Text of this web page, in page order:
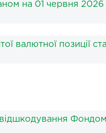
на 01 червня 2026
валютної позиції
відшкодування Фондом